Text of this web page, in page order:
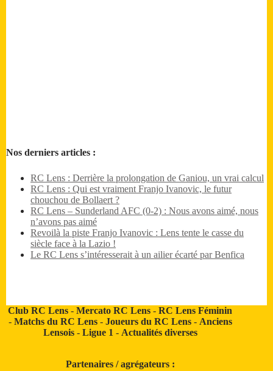
Nos derniers articles :
RC Lens : Derrière la prolongation de Ganiou, un vrai calcul
RC Lens : Qui est vraiment Franjo Ivanovic, le futur
chouchou de Bollaert ?
RC Lens – Sunderland AFC (0-2) : Nous avons aimé, nous
n’avons pas aimé
Revoilà la piste Franjo Ivanovic : Lens tente le casse du
siècle face à la Lazio !
Le RC Lens s’intéresserait à un ailier écarté par Benfica
Club RC Lens -Mercato RC Lens -RC Lens Féminin
- Matchs du RC Lens- Joueurs du RC Lens- Anciens
Lensois- Ligue 1 - Actualités diverses
Partenaires / agrégateurs :